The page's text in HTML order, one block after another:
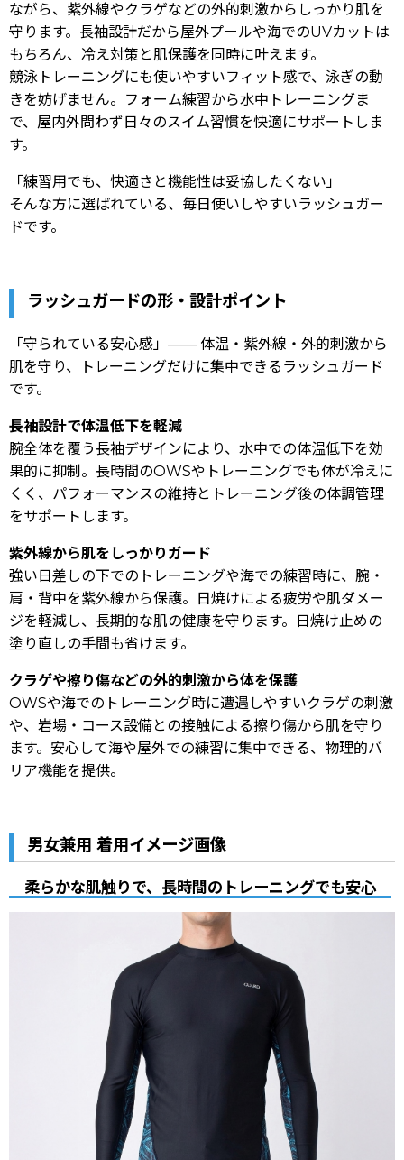
ながら、紫外線やクラゲなどの外的刺激からしっかり肌を
守ります。長袖設計だから屋外プールや海でのUVカットは
もちろん、冷え対策と肌保護を同時に叶えます。
競泳トレーニングにも使いやすいフィット感で、泳ぎの動
きを妨げません。フォーム練習から水中トレーニングま
で、屋内外問わず日々のスイム習慣を快適にサポートしま
す。
「練習用でも、快適さと機能性は妥協したくない」
そんな方に選ばれている、毎日使いしやすいラッシュガー
ドです。
ラッシュガードの形・設計ポイント
「守られている安心感」—— 体温・紫外線・外的刺激から
肌を守り、トレーニングだけに集中できるラッシュガード
です。
長袖設計で体温低下を軽減
腕全体を覆う長袖デザインにより、水中での体温低下を効
果的に抑制。長時間のOWSやトレーニングでも体が冷えに
くく、パフォーマンスの維持とトレーニング後の体調管理
をサポートします。
紫外線から肌をしっかりガード
強い日差しの下でのトレーニングや海での練習時に、腕・
肩・背中を紫外線から保護。日焼けによる疲労や肌ダメー
ジを軽減し、長期的な肌の健康を守ります。日焼け止めの
塗り直しの手間も省けます。
クラゲや擦り傷などの外的刺激から体を保護
OWSや海でのトレーニング時に遭遇しやすいクラゲの刺激
や、岩場・コース設備との接触による擦り傷から肌を守り
ます。安心して海や屋外での練習に集中できる、物理的バ
リア機能を提供。
男女兼用 着用イメージ画像
柔らかな肌触りで、長時間のトレーニングでも安心